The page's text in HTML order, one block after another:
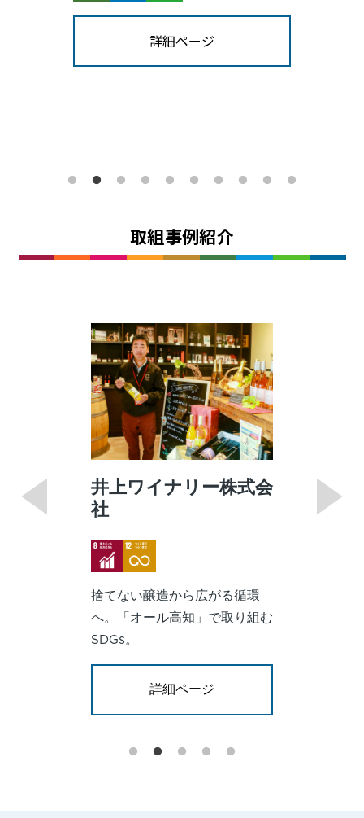
詳細ページ
取組事例紹介
井上ワイナリー株式会
社
ImageImage
捨てない醸造から広がる循環
へ。「オール高知」で取り組む
SDGs。
詳細ページ